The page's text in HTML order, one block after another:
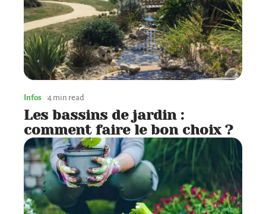
Infos 4 min read
Les bassins de jardin :
comment faire le bon choix ?